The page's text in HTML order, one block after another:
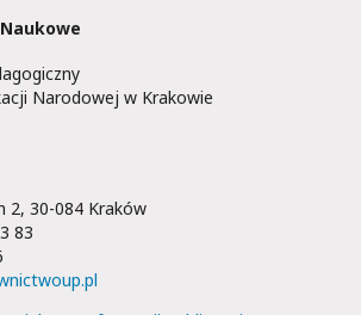
Narodowej w Krakowie
2, 30-084 Kraków
83